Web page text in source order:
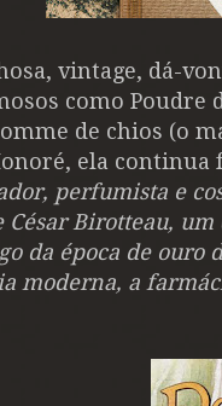
vintage, dá-
como Poudre
de chios (o
ela
perfumista e
Birotteau,
da época de ouro
moderna, a